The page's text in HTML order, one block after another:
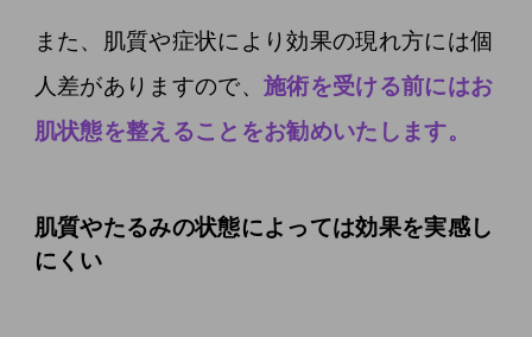
また、肌質や症状により効果の現れ方には個
人差がありますので、施術を受ける前にはお
肌状態を整えることをお勧めいたします。
肌質やたるみの状態によっては効果を実感し
にくい